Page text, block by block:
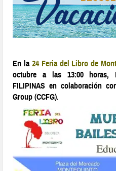
En la24 Feria del Libro de
octubre a las 13:00 horas,
FILIPINAS en colaboración
Group (CCFG).